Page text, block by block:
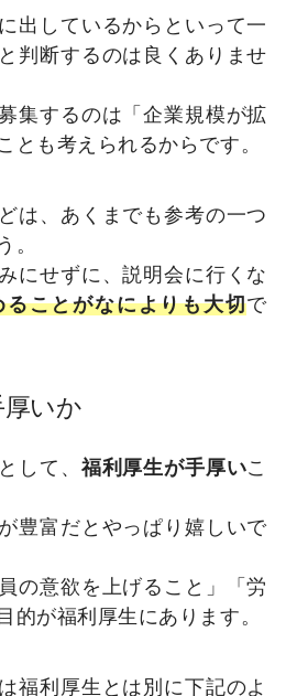
出しているからといって一
判断するのは良くありませ
集するのは「企業規模が拡
とも考えられるからです。
は、あくまでも参考の一つ
。
にせずに、説明会に行くな
ことがなによりも大切で
いか
して、 福利厚生が手厚いこ
豊富だとやっぱり嬉しいで
の意欲を上げること」「労
的が福利厚生にあります。
福利厚生とは別に下記のよ